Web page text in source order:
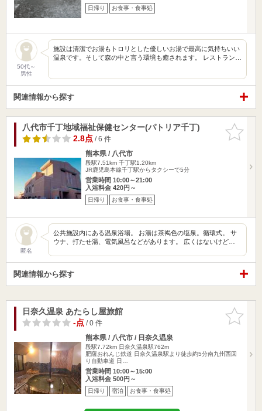
日帰り お食事・食事処
50代～
男性
施設は清潔でお湯もトロリとした優しいお湯で最高に気持ちいい
温泉です。そして森の中と言う環境も癒されます。 レストラン…
関連情報から探す
お気に入
りに追加
八代市千丁地域福祉保健センター(パトリア千丁)
2.8点/ 6 件
熊本県 / 八代市
段駅7.51km 千丁駅1.20km
JR鹿児島本線千丁駅からタクシーで5分
営業時間 10:00～21:00
入浴料金 420円～
日帰り お食事・食事処
匿名
公共施設内にある温泉浴場。 お湯は茶褐色の塩泉。循環式。 サ
ウナ、打たせ湯、電気風呂などがあります。 広くはないけど…
関連情報から探す
お気に入
りに追加
日奈久温泉 あたらし屋旅館
-点/ 0 件
熊本県 / 八代市 / 日奈久温泉
段駅7.72km 日奈久温泉駅762m
肥薩おれんじ鉄道 日奈久温泉駅より徒歩約5分南九州西回
り自動車道 日…
営業時間 10:00～15:00
入浴料金 500円～
日帰り 宿泊 お食事・食事処